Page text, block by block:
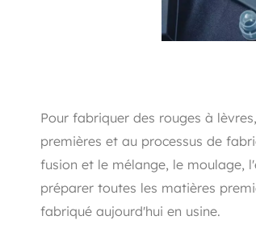
Pour fabriquer des rouges à
premières et au processus de
fusion et le mélange, le moulage,
préparer toutes les matières
fabriqué aujourd'hui en usine.